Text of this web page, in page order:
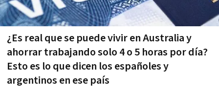
¿Es real que se puede vivir en Australia y
ahorrar trabajando solo 4 o 5 horas por día?
Esto es lo que dicen los españoles y
argentinos en ese país